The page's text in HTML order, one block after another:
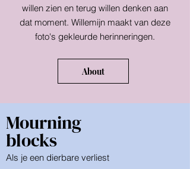
willen zien en terug willen denken aan
dat moment. Willemijn maakt van deze
foto's gekleurde herinneringen.
About
Mourning
blocks
Als je een dierbare verliest